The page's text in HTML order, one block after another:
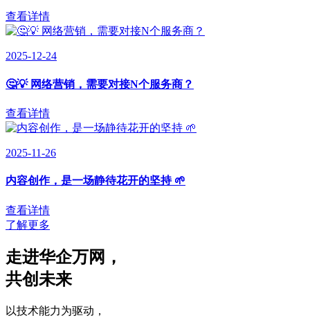
查看详情
2025-12-24
🤔💡 网络营销，需要对接N个服务商？
查看详情
2025-11-26
内容创作，是一场静待花开的坚持 🌱
查看详情
了解更多
走进华企万网 ，
共创未来
以技术能力为驱动 ，